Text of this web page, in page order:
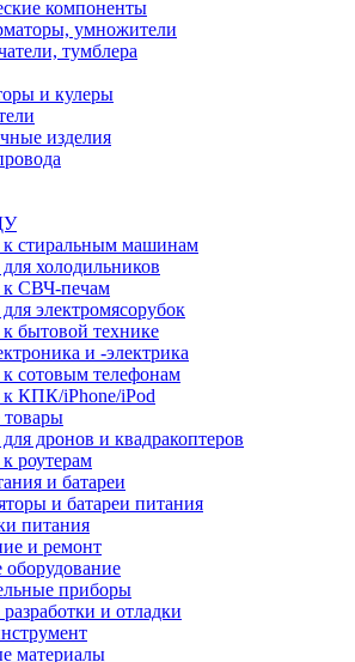
компоненты
умножители
тумблера
и кулеры
изделия
к стиральным машинам
холодильников
к СВЧ-печам
электромясорубок
к бытовой технике
и -электрика
к сотовым телефонам
к КПК/iPhone/iPod
товары
дронов и квадракоптеров
роутерам
и батареи
и батареи питания
питания
и ремонт
оборудование
приборы
и отладки
материалы